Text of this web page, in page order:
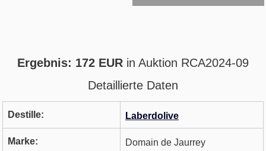
Ergebnis: 172 EUR in Auktion RCA2024-09
Detaillierte Daten
Destille: Laberdolive
Marke: Domain de Jaurrey